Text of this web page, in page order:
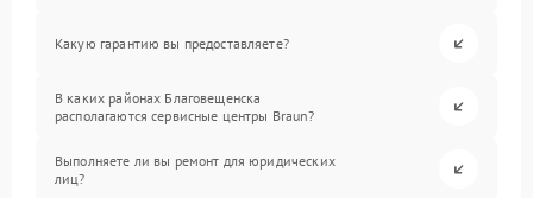
Какую гарантию вы предоставляете?
В каких районах Благовещенска
располагаются сервисные центры Braun?
Выполняете ли вы ремонт для юридических
лиц?